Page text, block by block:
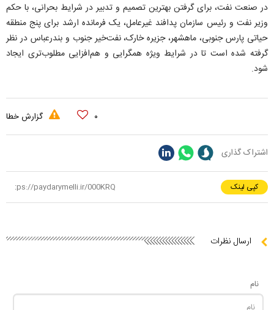
در صنعت نفت، برای گرفتن بهترین تصمیم و تدبیر در شرایط بحرانی، با حکم
وزیر نفت و رئیس سازمان پدافند غیرعامل، یک فرمانده ارشد برای پنج منطقه
حیاتی پارس جنوبی، ماهشهر، جزیره خارک، نفت‌خیر جنوب و بندرعباس در نظر
گرفته شده است تا در شرایط ویژه همگرایی و هم‌افزایی مطلوب‌تری ایجاد
شود.
۰ گزارش خطا
اشتراک گذاری
کپی لینک
ارسال نظرات
نام